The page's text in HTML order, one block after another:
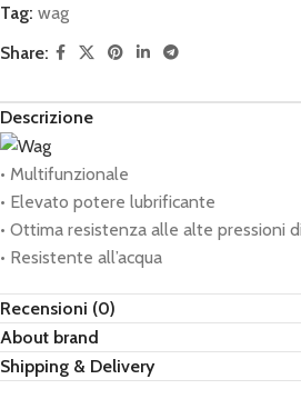
Tag: wag
Share:
Descrizione
• Multifunzionale
• Elevato potere lubrificante
• Ottima resistenza alle alte pressioni
• Resistente all’acqua
Recensioni (0)
About brand
Shipping & Delivery